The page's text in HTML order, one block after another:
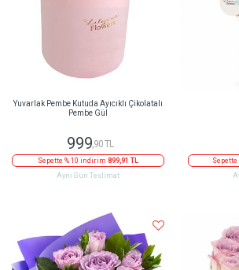
Yuvarlak Pembe Kutuda Ayıcıklı Çikolatalı
Pembe Gül
999,90 TL
Sepette % 10 indirim 899,91 TL
Aynı Gün Teslimat